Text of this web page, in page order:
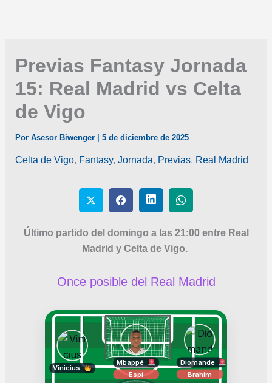
Previas Fantasy Jornada
15: Real Madrid vs Celta
de Vigo
Por Asesor Biwenger 5 de diciembre de 2025
Celta de Vigo, Fantasy, Jornada, Previas, Real Madrid
Último partido del domingo a las 21:00 entre Real
Madrid y Celta de Vigo.
Once posible del Real Madrid
Vinicius
Mbappé
Espí
Diomande
Brahim